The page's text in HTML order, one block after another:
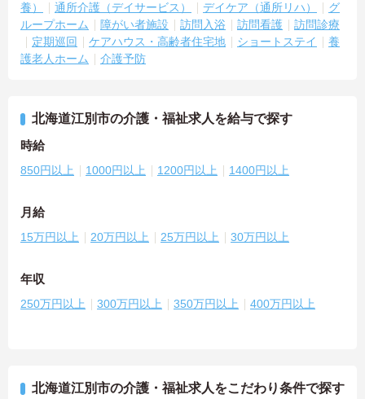
養）
通所介護（デイサービス） デイケア（通所リハ）
グ
ループホーム
障がい者施設 訪問入浴 訪問看護
訪問診療
定期巡回
ケアハウス・高齢者住宅地 ショートステイ
養
護老人ホーム
介護予防
北海道江別市の介護・福祉求人を給与で探す
時給
850円以上 1000円以上 1200円以上 1400円以上
月給
15万円以上 20万円以上 25万円以上 30万円以上
年収
250万円以上 300万円以上 350万円以上 400万円以上
北海道江別市の介護・福祉求人をこだわり条件で探す